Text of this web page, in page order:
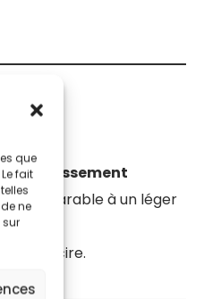
que
fait
ne
sur
refroidissement
comparable à un léger
de cire.